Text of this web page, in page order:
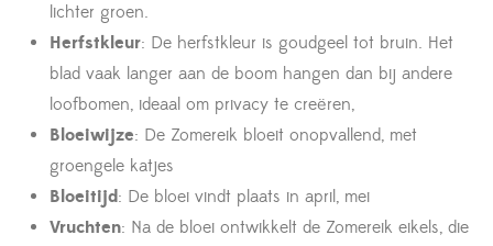
lichter groen.
Herfstkleur: De herfstkleur is goudgeel tot bruin. Het
blad vaak langer aan de boom hangen dan bij andere
loofbomen, ideaal om privacy te creëren,
Bloeiwijze: De Zomereik bloeit onopvallend, met
groengele katjes
Bloeitijd: De bloei vindt plaats in april, mei
Vruchten: Na de bloei ontwikkelt de Zomereik eikels, die